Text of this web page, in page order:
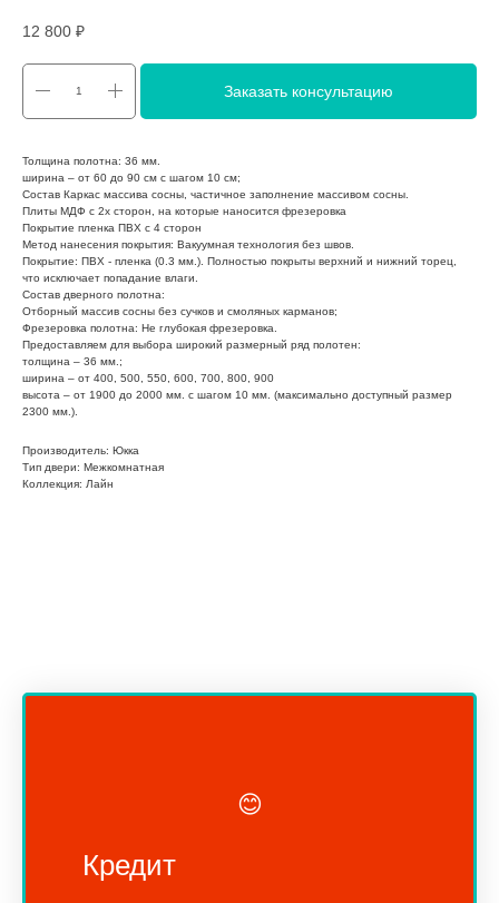
12 800 ₽
Заказать консультацию
Толщина полотна: 36 мм.
ширина – от 60 до 90 см с шагом 10 см;
Состав Каркас массива сосны, частичное заполнение массивом сосны.
Плиты МДФ с 2х сторон, на которые наносится фрезеровка
Покрытие пленка ПВХ с 4 сторон
Метод нанесения покрытия: Вакуумная технология без швов.
Покрытие: ПВХ - пленка (0.3 мм.). Полностью покрыты верхний и нижний торец,
что исключает попадание влаги.
Состав дверного полотна:
Отборный массив сосны без сучков и смоляных карманов;
Фрезеровка полотна: Не глубокая фрезеровка.
Предоставляем для выбора широкий размерный ряд полотен:
толщина – 36 мм.;
ширина – от 400, 500, 550, 600, 700, 800, 900
высота – от 1900 до 2000 мм. с шагом 10 мм. (максимально доступный размер
2300 мм.).
Производитель: Юкка
Тип двери: Межкомнатная
Коллекция: Лайн
😊
Кредит